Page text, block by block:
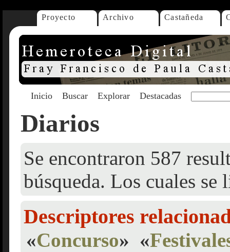
Proyecto Archivo Castañeda
Inicio Buscar Explorar Destacadas
Diarios
Se encontraron 587
búsqueda. Los cuales se
Descriptores
«Concurso» «